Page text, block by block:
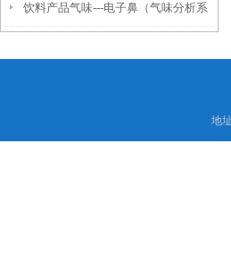
固体和气体混合物中的各种易挥发物
饮料产品气味---电子鼻（气味分析系
地